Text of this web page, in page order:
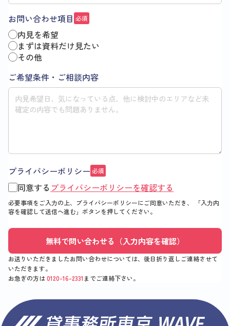
お問い合わせ項目 必須
内見を希望
まずは資料だけ見たい
その他
ご希望条件・ご相談内容
プライバシーポリシー 必須
同意する プライバシーポリシーを確認する
必要事項をご入力の上、プライバシーポリシーにご同意いただき、
「入力内
容を確認して送信へ進む」 ボタンを押してください。
無料で問い合わせる（入力内容を確認）
お送りいただきましたお問い合わせについては、後日折り返しご連絡させて
いただきます。
お急ぎの方は0120-16-2331 までご連絡下さい。